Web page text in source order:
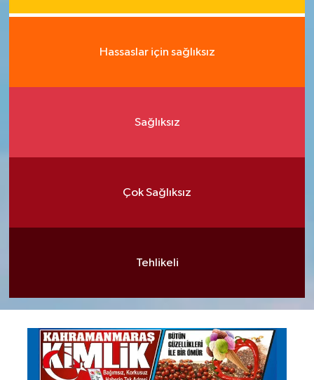
Hassaslar için sağlıksız
Sağlıksız
Çok Sağlıksız
Tehlikeli